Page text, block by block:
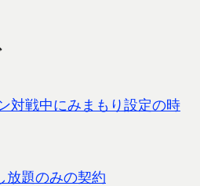
対戦中にみまもり設定の時
放題のみの契約